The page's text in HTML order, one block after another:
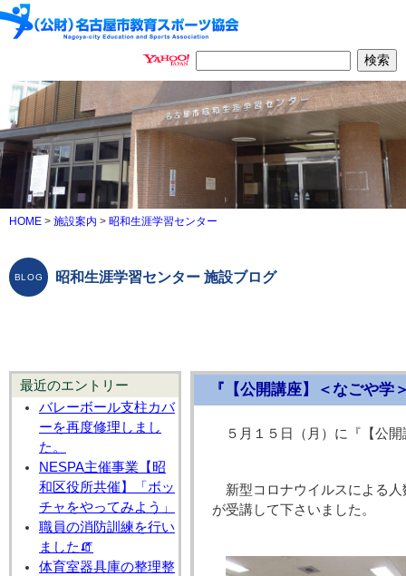
HOME > 施設案内 > 昭和生涯学習センター
昭和生涯学習センター 施設ブログ
最近のエントリー
バレーボール支柱カバ
ーを再度修理しまし
た。
NESPA主催事業【昭
和区役所共催】「ボッ
チャをやってみよう」
職員の消防訓練を行い
ました🧯
体育室器具庫の整理整
『【公開講座】＜なごや
５月１５日（月）に『【公
新型コロナウイルスによる
が受講して下さいました。